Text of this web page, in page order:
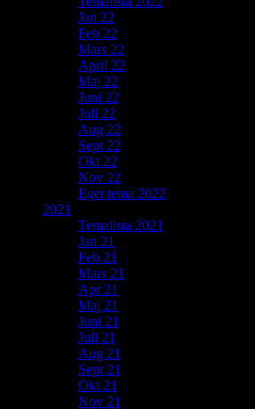
Jan 22
Feb 22
Mars 22
April 22
Maj 22
Juni 22
Juli 22
Aug 22
Sept 22
Okt 22
Nov 22
Eget tema 2022
2021
Temalista 2021
Jan 21
Feb 21
Mars 21
Apr 21
Maj 21
Juni 21
Juli 21
Aug 21
Sept 21
Okt 21
Nov 21